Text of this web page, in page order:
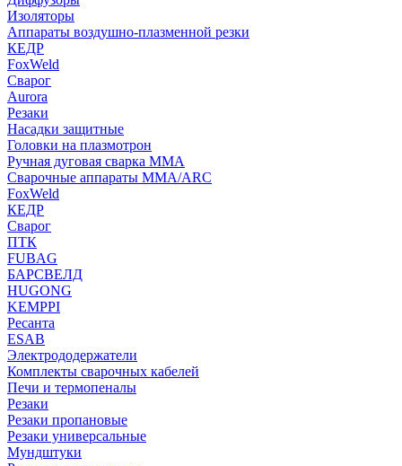
Изоляторы
Аппараты воздушно-плазменной резки
КЕДР
FoxWeld
Сварог
Aurora
Резаки
Насадки защитные
Головки на плазмотрон
Ручная дуговая сварка MMA
Сварочные аппараты MMA/ARC
FoxWeld
КЕДР
Сварог
ПТК
FUBAG
БАРСВЕЛД
HUGONG
KEMPPI
Ресанта
ESAB
Электрододержатели
Комплекты сварочных кабелей
Печи и термопеналы
Резаки
Резаки пропановые
Резаки универсальные
Мундштуки